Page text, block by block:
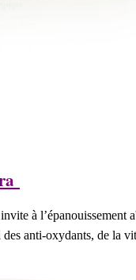
à l’épanouissement
anti-oxydants, de la